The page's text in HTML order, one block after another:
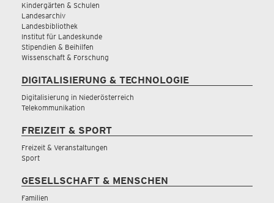
Kindergärten & Schulen
Landesarchiv
Landesbibliothek
Institut für Landeskunde
Stipendien & Beihilfen
Wissenschaft & Forschung
DIGITALISIERUNG & TECHNOLOGIE
Digitalisierung in Niederösterreich
Telekommunikation
FREIZEIT & SPORT
Freizeit & Veranstaltungen
Sport
GESELLSCHAFT & MENSCHEN
Familien